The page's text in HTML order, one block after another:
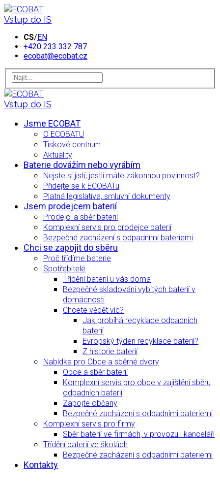
Vstup do IS
CS/EN
+420 233 332 787
ecobat@ecobat.cz
Vstup do IS
Jsme ECOBAT
O ECOBATU
Tiskové centrum
Aktuality
Baterie dovážím nebo vyrábím
Nejste si jistí, jestli máte zákonnou povinnost?
Přidejte se k ECOBATu
Platná legislativa, smluvní dokumenty
Jsem prodejcem baterií
Prodejci a sběr baterií
Komplexní servis pro prodejce baterií
Bezpečné zacházení s odpadními bateriemi
Chci se zapojit do sběru
Proč třídíme baterie
Spotřebitelé
Třídění baterií u vás doma
Bezpečné skladování vybitých baterií v
domácnosti
Chcete vědět víc?
Jak probíhá recyklace odpadních
baterií
Evropský týden recyklace baterií?
Z historie baterií
Nabídka pro Obce a sběrné dvory
Obce a sběr baterií
Komplexní servis pro obce v zajištění sběru
odpadních baterií
Zapojte občany
Bezpečné zacházení s odpadními bateriemi
Komplexní servis pro firmy
Sběr baterií ve firmách, v provozu i kanceláři
Třídění baterií ve školách
Bezpečné zacházení s odpadními bateriemi
Kontakty